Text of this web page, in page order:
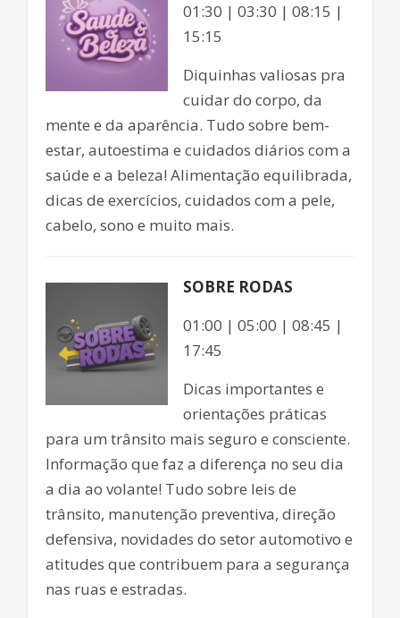
01:30 | 03:30 | 08:15 |
15:15
Diquinhas valiosas pra
cuidar do corpo, da
mente e da aparência. Tudo sobre bem-
estar, autoestima e cuidados diários com a
saúde e a beleza! Alimentação equilibrada,
dicas de exercícios, cuidados com a pele,
cabelo, sono e muito mais.
SOBRE RODAS
01:00 | 05:00 | 08:45 |
17:45
Dicas importantes e
orientações práticas
para um trânsito mais seguro e consciente.
Informação que faz a diferença no seu dia
a dia ao volante! Tudo sobre leis de
trânsito, manutenção preventiva, direção
defensiva, novidades do setor automotivo e
atitudes que contribuem para a segurança
nas ruas e estradas.